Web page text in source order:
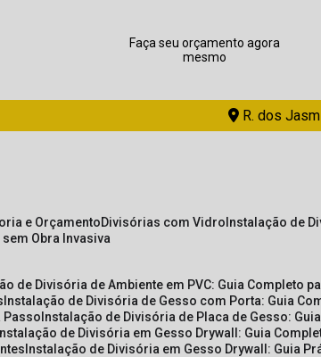
Faça seu orçamento agora
mesmo
R. dos
e Orçamento Divisórias com Vidro Instalação de
sem Obra Invasiva
de Divisória de Ambiente em PVC: Guia Completo
Instalação de Divisória de Gesso com Porta: Guia
Passo Instalação de Divisória de Placa de Gesso:
Instalação de Divisória em Gesso Drywall: Guia
Instalação de Divisória em Gesso Drywall: Guia